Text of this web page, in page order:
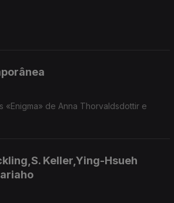
«Enigma» de Anna Thorvaldsdottir e
Keller,Ying-Hsueh